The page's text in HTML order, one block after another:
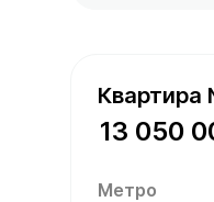
Квартира
13 050
Метро